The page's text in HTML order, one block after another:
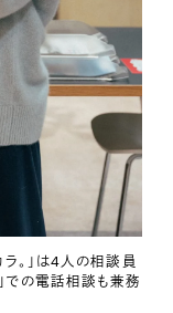
。」は4人の相談員
での電話相談も兼務